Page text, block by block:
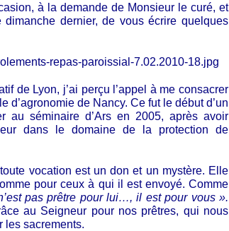
à la demande de Monsieur le curé, et
dernier, de vous écrire quelques
de Lyon, j’ai perçu l’appel à me consacrer
d’agronomie de Nancy. Ce fut le début d’un
au séminaire d’Ars en 2005, après avoir
dans le domaine de la protection de
vocation est un don et un mystère. Elle
pour ceux à qui il est envoyé. Comme
pas prêtre pour lui…, il est pour vous ».
au Seigneur pour nos prêtres, qui nous
les sacrements.